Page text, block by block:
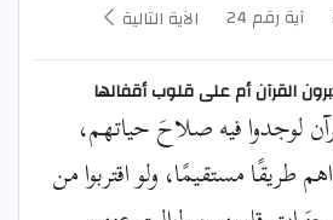
آية رقم 24 الآية التالية
القرآن أم على قلوب أقفالها
لوجدوا فيه صلاحَ حياتهم،
طريقًا مستقيمًا، ولو اقتربوا من